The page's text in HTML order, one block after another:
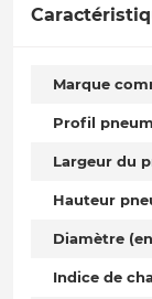
Marque
Profil
Largeur du
Hauteur
Diamètre
Indice de